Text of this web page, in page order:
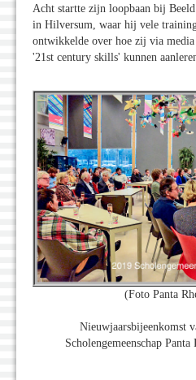
Acht startte zijn loopbaan bij
in Hilversum, waar hij vele
ontwikkelde over hoe zij via
'21st century skills' kunnen
(Foto Panta
Nieuwjaarsbijeenkomst
Scholengemeenschap